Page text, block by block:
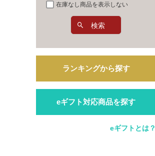
在庫なし商品を表示しない
検索
ランキングから探す
eギフト対応商品を探す
eギフトとは？